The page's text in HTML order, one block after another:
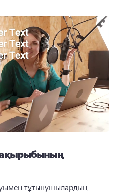
тұтынушылардың